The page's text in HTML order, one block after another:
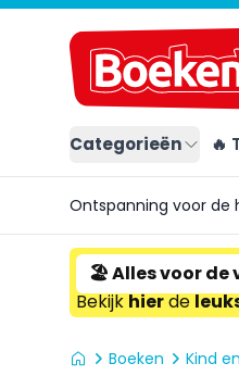
Categorieën 🔥
Ontspanning voor de
🏖️ Alles voor de
Bekijkhierde
Boeken Kind